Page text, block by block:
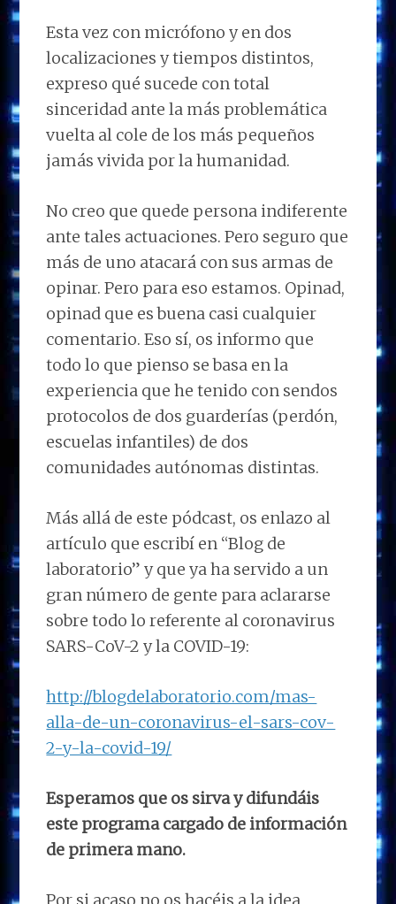
Esta vez con micrófono y en dos
localizaciones y tiempos distintos,
expreso qué sucede con total
sinceridad ante la más problemática
vuelta al cole de los más pequeños
jamás vivida por la humanidad.
No creo que quede persona indiferente
ante tales actuaciones. Pero seguro que
más de uno atacará con sus armas de
opinar. Pero para eso estamos. Opinad,
opinad que es buena casi cualquier
comentario. Eso sí, os informo que
todo lo que pienso se basa en la
experiencia que he tenido con sendos
protocolos de dos guarderías (perdón,
escuelas infantiles) de dos
comunidades autónomas distintas.
Más allá de este pódcast, os enlazo al
artículo que escribí en “Blog de
laboratorio” y que ya ha servido a un
gran número de gente para aclararse
sobre todo lo referente al coronavirus
SARS-CoV-2 y la COVID-19:
http://blogdelaboratorio.com/mas-
alla-de-un-coronavirus-el-sars-cov-
2-y-la-covid-19/
Esperamos que os sirva y difundáis
este programa cargado de información
de primera mano.
Por si acaso no os hacéis a la idea